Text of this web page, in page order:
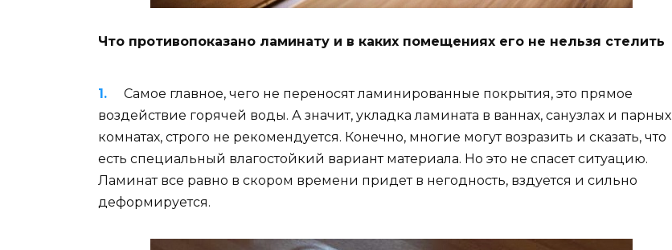
Что противопоказано ламинату и в каких помещениях его не нельзя стелить
Самое главное, чего не переносят ламинированные покрытия, это прямое
воздействие горячей воды. А значит, укладка ламината в ваннах, санузлах и парных
комнатах, строго не рекомендуется. Конечно, многие могут возразить и сказать, что
есть специальный влагостойкий вариант материала. Но это не спасет ситуацию.
Ламинат все равно в скором времени придет в негодность, вздуется и сильно
деформируется.